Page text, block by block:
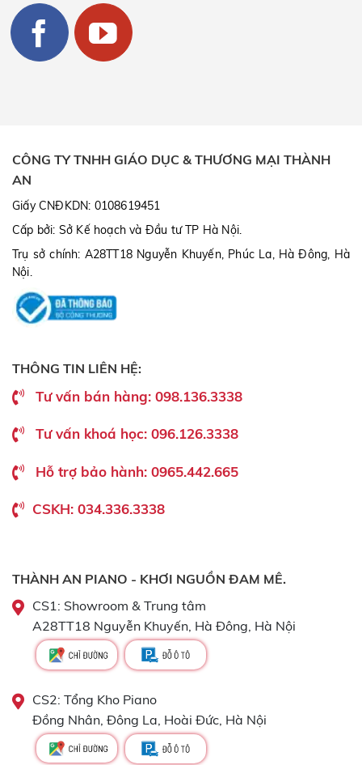
CÔNG TY TNHH GIÁO DỤC & THƯƠNG MẠI THÀNH
AN
Giấy CNĐKDN: 0108619451
Cấp bởi: Sở Kế hoạch và Đầu tư TP Hà Nội.
Trụ sở chính: A28TT18 Nguyễn Khuyến, Phúc La, Hà Đông, Hà
Nội.
THÔNG TIN LIÊN HỆ:
Tư vấn bán hàng: 098.136.3338
Tư vấn khoá học: 096.126.3338
Hỗ trợ bảo hành: 0965.442.665
CSKH: 034.336.3338
THÀNH AN PIANO - KHƠI NGUỒN ĐAM MÊ.
CS1: Showroom & Trung tâm
A28TT18 Nguyễn Khuyến, Hà Đông, Hà Nội
CS2: Tổng Kho Piano
Đồng Nhân, Đông La, Hoài Đức, Hà Nội